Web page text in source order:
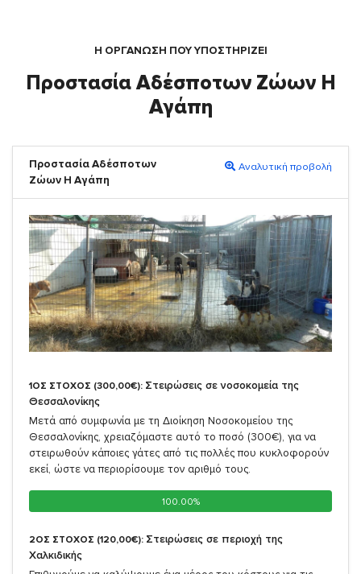
Η ΟΡΓΆΝΩΣΗ ΠΟΥ ΥΠΟΣΤΗΡΙΖΕΙ
Προστασία Αδέσποτων Ζώων Η
Αγάπη
Προστασία Αδέσποτων
Ζώων Η Αγάπη
Αναλυτική προβολή
1ΟΣ ΣΤΟΧΟΣ (300,00€): Στειρώσεις σε νοσοκομεία της
Θεσσαλονίκης
Μετά από συμφωνία με τη Διοίκηση Νοσοκομείου της
Θεσσαλονίκης, χρειαζόμαστε αυτό το ποσό (300€), για να
στειρωθούν κάποιες γάτες από τις πολλές που κυκλοφορούν
εκεί, ώστε να περιορίσουμε τον αριθμό τους.
100.00%
100.00%
2ΟΣ ΣΤΟΧΟΣ (120,00€): Στειρώσεις σε περιοχή της
Χαλκιδικής